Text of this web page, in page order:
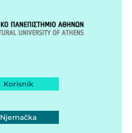
Korisnik
Njemačka